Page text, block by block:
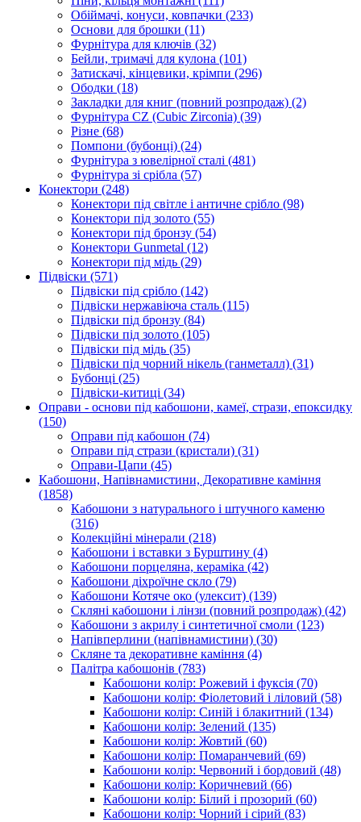
Обіймачі, конуси, ковпачки (233)
Основи для брошки (11)
Фурнітура для ключів (32)
Бейли, тримачі для кулона (101)
Затискачі, кінцевики, крімпи (296)
Ободки (18)
Закладки для книг (повний розпродаж) (2)
Фурнітура CZ (Cubic Zirconia) (39)
Різне (68)
Помпони (бубонці) (24)
Фурнітура з ювелірної сталі (481)
Фурнітура зі срібла (57)
Конектори (248)
Конектори під світле і античне срібло (98)
Конектори під золото (55)
Конектори під бронзу (54)
Конектори Gunmetal (12)
Конектори під мідь (29)
Підвіски (571)
Підвіски під срібло (142)
Підвіски нержавіюча сталь (115)
Підвіски під бронзу (84)
Підвіски під золото (105)
Підвіски під мідь (35)
Підвіски під чорний нікель (ганметалл) (31)
Бубонці (25)
Підвіски-китиці (34)
Оправи - основи під кабошони, камеї, стрази, епоксидку
(150)
Оправи під кабошон (74)
Оправи під стрази (кристали) (31)
Оправи-Цапи (45)
Кабошони, Напівнамистини, Декоративне каміння
(1858)
Кабошони з натурального і штучного каменю
(316)
Колекційні мінерали (218)
Кабошони і вставки з Бурштину (4)
Кабошони порцеляна, кераміка (42)
Кабошони діхроїчне скло (79)
Кабошони Котяче око (улексит) (139)
Скляні кабошони і лінзи (повний розпродаж) (42)
Кабошони з акрилу і синтетичної смоли (123)
Напівперлини (напівнамистини) (30)
Скляне та декоративне каміння (4)
Палітра кабошонів (783)
Кабошони колір: Рожевий і фуксія (70)
Кабошони колір: Фіолетовий і ліловий (58)
Кабошони колір: Синій і блакитний (134)
Кабошони колір: Зелений (135)
Кабошони колір: Жовтий (60)
Кабошони колір: Помаранчевий (69)
Кабошони колір: Червоний і бордовий (48)
Кабошони колір: Коричневий (66)
Кабошони колір: Білий і прозорий (60)
Кабошони колір: Чорний і сірий (83)